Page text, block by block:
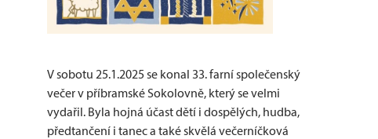
V sobotu 25.1.2025 se konal 33. farní společenský
večer v příbramské Sokolovně, který se velmi
vydařil. Byla hojná účast dětí i dospělých, hudba,
předtančení i tanec a také skvělá večerníčková